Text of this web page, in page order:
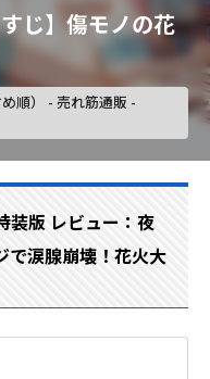
じ】傷モノの花
順） - 売れ筋通販 -
装版 レビュー：夜
で涙腺崩壊！花火大